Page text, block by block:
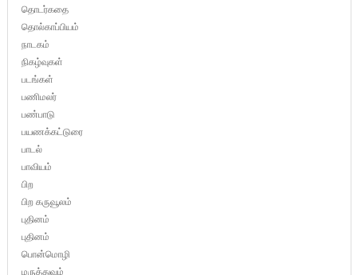
தொடர்கதை
தொல்காப்பியம்
நாடகம்
நிகழ்வுகள்
படங்கள்
பணிமலர்
பண்பாடு
பயணக்கட்டுரை
பாடல்
பாவியம்
பிற
பிற கருவூலம்
புதினம்
புதினம்
பொன்மொழி
மருத்துவம்